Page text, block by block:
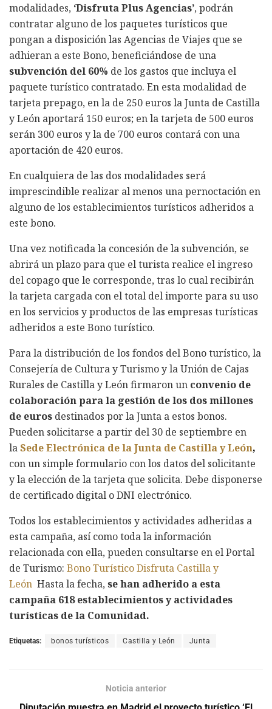
modalidades, ‘Disfruta Plus Agencias’, podrán
contratar alguno de los paquetes turísticos que
pongan a disposición las Agencias de Viajes que se
adhieran a este Bono, beneficiándose de una
subvención del 60% de los gastos que incluya el
paquete turístico contratado. En esta modalidad de
tarjeta prepago, en la de 250 euros la Junta de Castilla
y León aportará 150 euros; en la tarjeta de 500 euros
serán 300 euros y la de 700 euros contará con una
aportación de 420 euros.
En cualquiera de las dos modalidades será
imprescindible realizar al menos una pernoctación en
alguno de los establecimientos turísticos adheridos a
este bono.
Una vez notificada la concesión de la subvención, se
abrirá un plazo para que el turista realice el ingreso
del copago que le corresponde, tras lo cual recibirán
la tarjeta cargada con el total del importe para su uso
en los servicios y productos de las empresas turísticas
adheridos a este Bono turístico.
Para la distribución de los fondos del Bono turístico, la
Consejería de Cultura y Turismo y la Unión de Cajas
Rurales de Castilla y León firmaron un convenio de
colaboración para la gestión de los dos millones
de euros destinados por la Junta a estos bonos.
Pueden solicitarse a partir del 30 de septiembre en
laSede Electrónica de la Junta de Castilla y León,
con un simple formulario con los datos del solicitante
y la elección de la tarjeta que solicita. Debe disponerse
de certificado digital o DNI electrónico.
Todos los establecimientos y actividades adheridas a
esta campaña, así como toda la información
relacionada con ella, pueden consultarse en el Portal
de Turismo: Bono Turístico Disfruta Castilla y
León Hasta la fecha,se han adherido a esta
campaña 618 establecimientos y actividades
turísticas de la Comunidad.
Etiquetas: bonos turísticos Castilla y León Junta
Noticia anterior